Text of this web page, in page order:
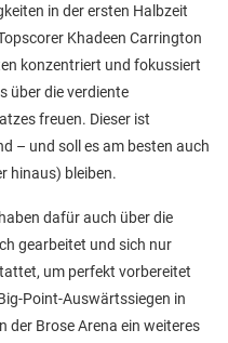
in der ersten Halbzeit
Khadeen Carrington
konzentriert und fokussiert
über die verdiente
freuen. Dieser ist
– und soll es am besten auch
hinaus) bleiben.
dafür auch über die
gearbeitet und sich nur
um perfekt vorbereitet
Point-Auswärtssiegen in
der Brose Arena ein weiteres